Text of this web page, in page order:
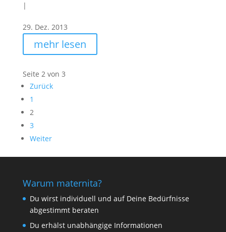
|
29. Dez. 2013
mehr lesen
Seite 2 von 3
Zurück
1
2
3
Weiter
Warum maternita?
Du wirst individuell und auf Deine Bedürfnisse
abgestimmt beraten
Du erhälst unabhängige Informationen